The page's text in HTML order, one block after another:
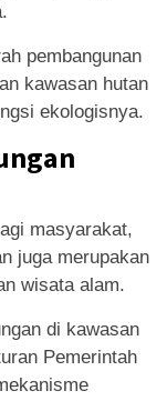
pembangunan
kawasan hutan
ekologisnya.
masyarakat,
juga merupakan
wisata alam.
di kawasan
Pemerintah